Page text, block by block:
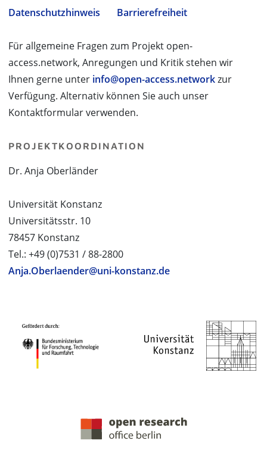
Datenschutzhinweis
Barrierefreiheit
Für allgemeine Fragen zum Projekt open-
access.network, Anregungen und Kritik stehen wir
Ihnen gerne unter info@open-access.networkzur
Verfügung. Alternativ können Sie auch unser
Kontaktformular verwenden.
PROJEKTKOORDINATION
Dr. Anja Oberländer
Universität Konstanz
Universitätsstr. 10
78457 Konstanz
Tel.: +49 (0)7531 / 88-2800
Anja.Oberlaender@uni-konstanz.de